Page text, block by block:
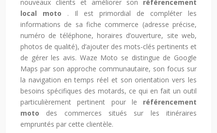
nouveaux clients et améliorer son référencement
local moto . Il est primordial de compléter les
informations de sa fiche commerce (adresse précise,
numéro de téléphone, horaires d’ouverture, site web,
photos de qualité), d’ajouter des mots-clés pertinents et
de gérer les avis. Waze Moto se distingue de Google
Maps par son approche communautaire, son focus sur
la navigation en temps réel et son orientation vers les
besoins spécifiques des motards, ce qui en fait un outil
particulièrement pertinent pour le référencement
moto des commerces situés sur les itinéraires
empruntés par cette clientèle.